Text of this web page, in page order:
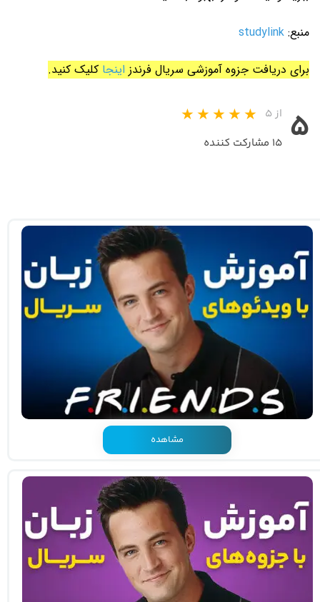
منبع: studylink
برای دریافت جزوه آموزشی سریال فرندز اینجا کلیک کنید.
۵ از ۵
۱۵ مشارکت کننده
مشاهده